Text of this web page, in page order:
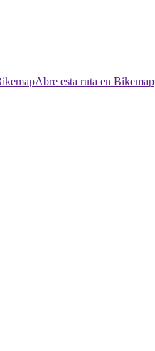
Abre esta ruta en Bikemap